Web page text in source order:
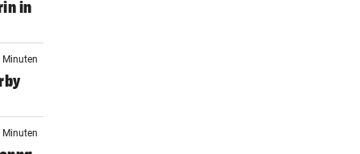
in
Minuten
Minuten